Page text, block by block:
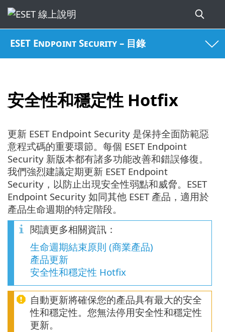
ESET Endpoint Security – 目錄
安全性和穩定性 Hotfix
更新 ESET Endpoint Security 是保持全面防範惡
意程式碼的重要環節。每個 ESET Endpoint
Security 新版本都有諸多功能改善和錯誤修復。
我們強烈建議定期更新 ESET Endpoint
Security，以防止出現安全性弱點和威脅。ESET
Endpoint Security 如同其他 ESET 產品，適用於
產品生命週期的特定階段。
閱讀更多相關資訊：
生命週期結束原則 (商業產品)
產品更新
安全性和穩定性 Hotfix
自動更新將確保您的產品具有最大的安全
性和穩定性。您無法停用安全性和穩定性
更新。